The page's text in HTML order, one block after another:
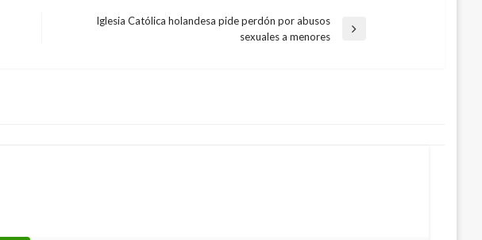
Iglesia Católica holandesa pide perdón por abusos
sexuales a menores